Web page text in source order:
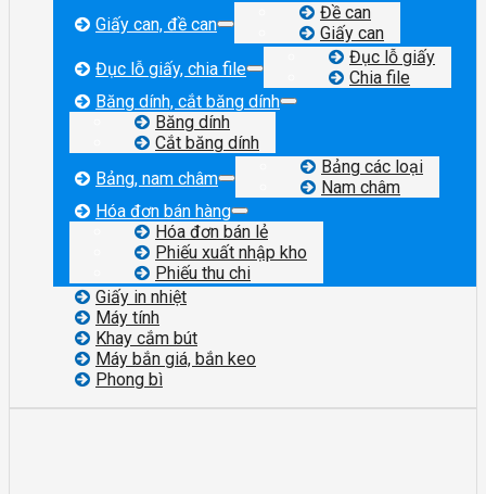
Giấy can, đề can
Đề can
Giấy can
Đục lỗ giấy, chia file
Đục lỗ giấy
Chia file
Băng dính, cắt băng dính
Băng dính
Cắt băng dính
Bảng, nam châm
Bảng các loại
Nam châm
Hóa đơn bán hàng
Hóa đơn bán lẻ
Phiếu xuất nhập kho
Phiếu thu chi
Giấy in nhiệt
Máy tính
Khay cắm bút
Máy bắn giá, bắn keo
Phong bì